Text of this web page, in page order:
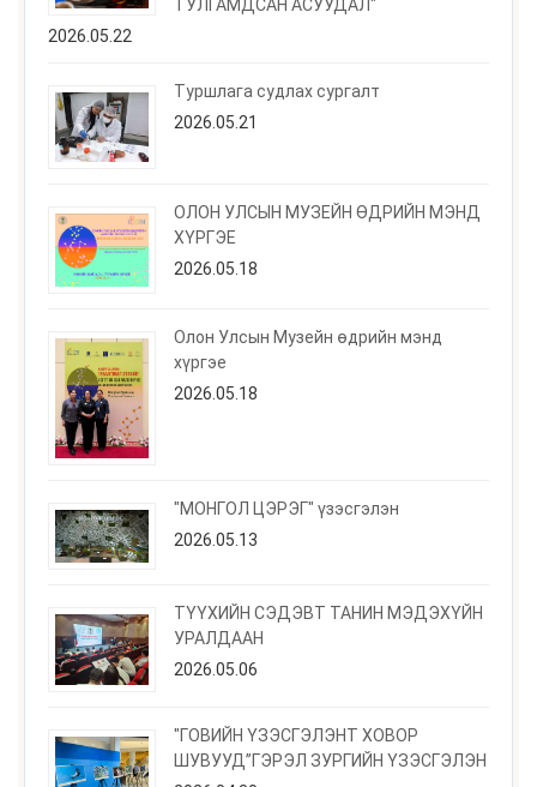
ТУЛГАМДСАН АСУУДАЛ"
2026.05.22
Туршлага судлах сургалт
2026.05.21
ОЛОН УЛСЫН МУЗЕЙН ӨДРИЙН МЭНД
ХҮРГЭЕ
2026.05.18
Олон Улсын Музейн өдрийн мэнд
хүргэе
2026.05.18
"МОНГОЛ ЦЭРЭГ" үзэсгэлэн
2026.05.13
ТҮҮХИЙН СЭДЭВТ ТАНИН МЭДЭХҮЙН
УРАЛДААН
2026.05.06
"ГОВИЙН ҮЗЭСГЭЛЭНТ ХОВОР
ШУВУУД”ГЭРЭЛ ЗУРГИЙН ҮЗЭСГЭЛЭН